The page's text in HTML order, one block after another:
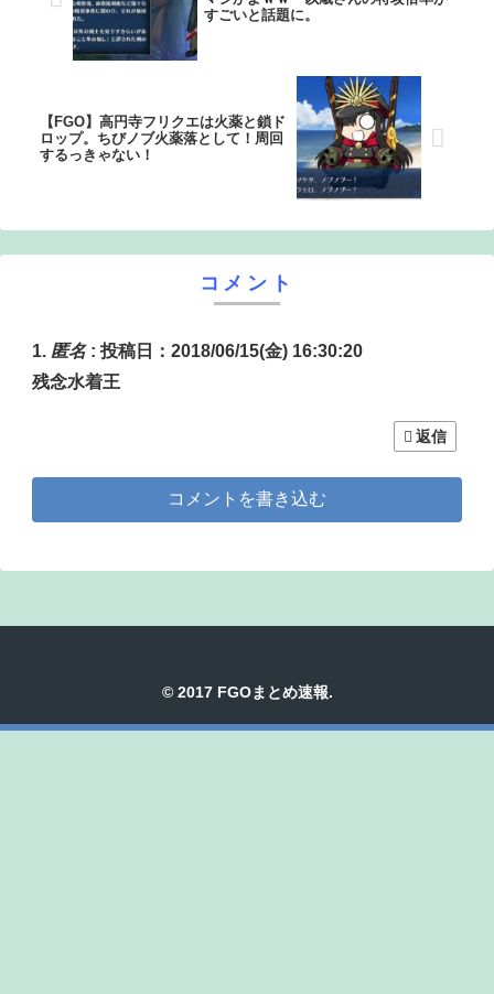
すごいと話題に。
【FGO】高円寺フリクエは火薬と鎖ド
ロップ。ちびノブ火薬落として！周回
するっきゃない！
コメント
匿名: 投稿日：2018/06/15(金) 16:30:20
残念水着王
返信
コメントを書き込む
© 2017 FGOまとめ速報.